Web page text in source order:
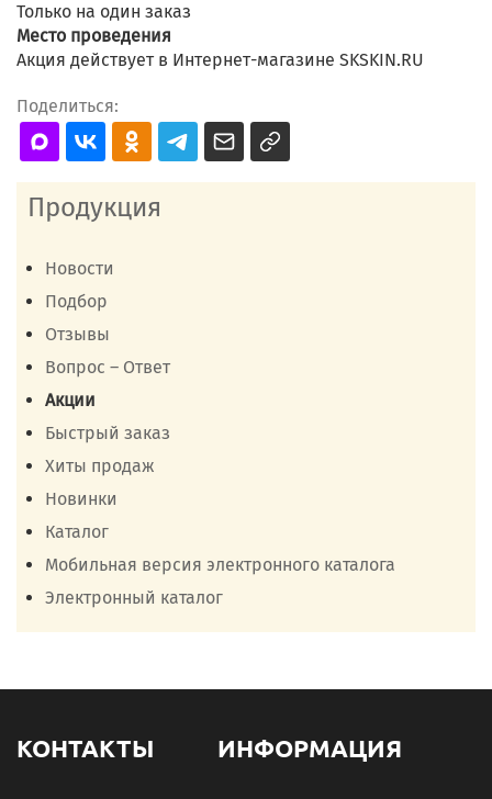
Только на один заказ
Место проведения
Акция действует в Интернет-магазине SKSKIN.RU
Поделиться:
Продукция
Новости
Подбор
Отзывы
Вопрос – Ответ
Акции
Быстрый заказ
Хиты продаж
Новинки
Каталог
Мобильная версия электронного каталога
Электронный каталог
КОНТАКТЫ ИНФОРМАЦИЯ